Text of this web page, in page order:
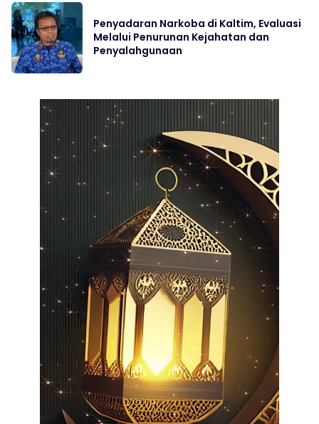
Penyadaran Narkoba di Kaltim, Evaluasi
Melalui Penurunan Kejahatan dan
Penyalahgunaan